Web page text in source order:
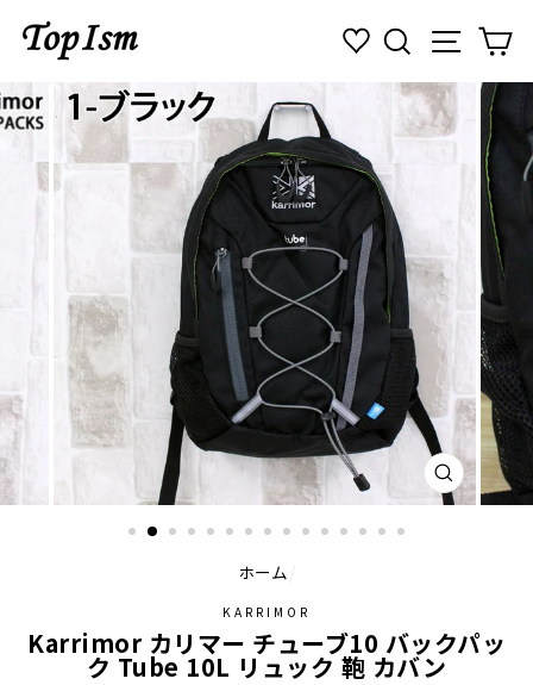
ン
ツ
に
検索 ナビ
閉
じ
ホーム/
KARRIMOR
Karrimor カリマー チューブ10 バックパッ
ク Tube 10L リュック 鞄 カバン